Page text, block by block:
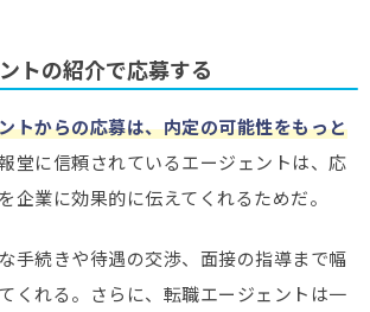
トの紹介で応募する
トからの応募は、内定の可能性をもっと
堂に信頼されているエージェントは、応
企業に効果的に伝えてくれるためだ。
手続きや待遇の交渉、面接の指導まで幅
くれる。さらに、転職エージェントは一